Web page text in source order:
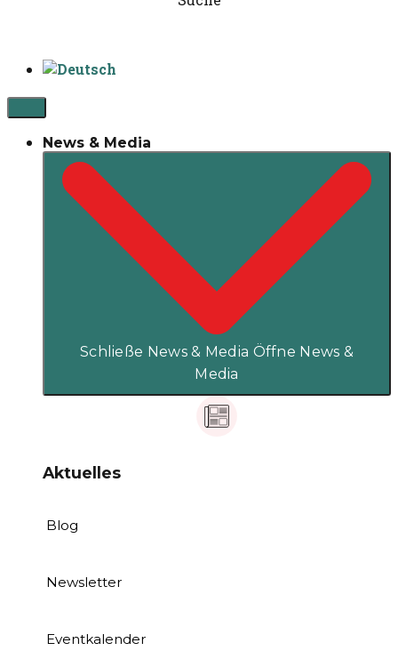
News & Media
Schließe News & Media Öffne News &
Media
Aktuelles
Blog
Newsletter
Eventkalender